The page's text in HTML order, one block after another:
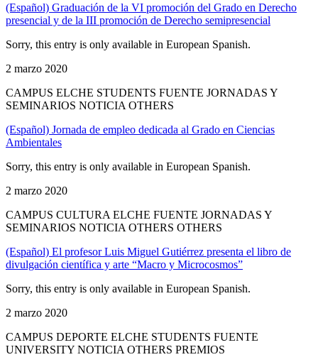
(Español) Graduación de la VI promoción del Grado en Derecho
presencial y de la III promoción de Derecho semipresencial
Sorry, this entry is only available in European Spanish.
2 marzo 2020
CAMPUS ELCHE STUDENTS FUENTE JORNADAS Y
SEMINARIOS NOTICIA OTHERS
(Español) Jornada de empleo dedicada al Grado en Ciencias
Ambientales
Sorry, this entry is only available in European Spanish.
2 marzo 2020
CAMPUS CULTURA ELCHE FUENTE JORNADAS Y
SEMINARIOS NOTICIA OTHERS OTHERS
(Español) El profesor Luis Miguel Gutiérrez presenta el libro de
divulgación científica y arte “Macro y Microcosmos”
Sorry, this entry is only available in European Spanish.
2 marzo 2020
CAMPUS DEPORTE ELCHE STUDENTS FUENTE
UNIVERSITY NOTICIA OTHERS PREMIOS